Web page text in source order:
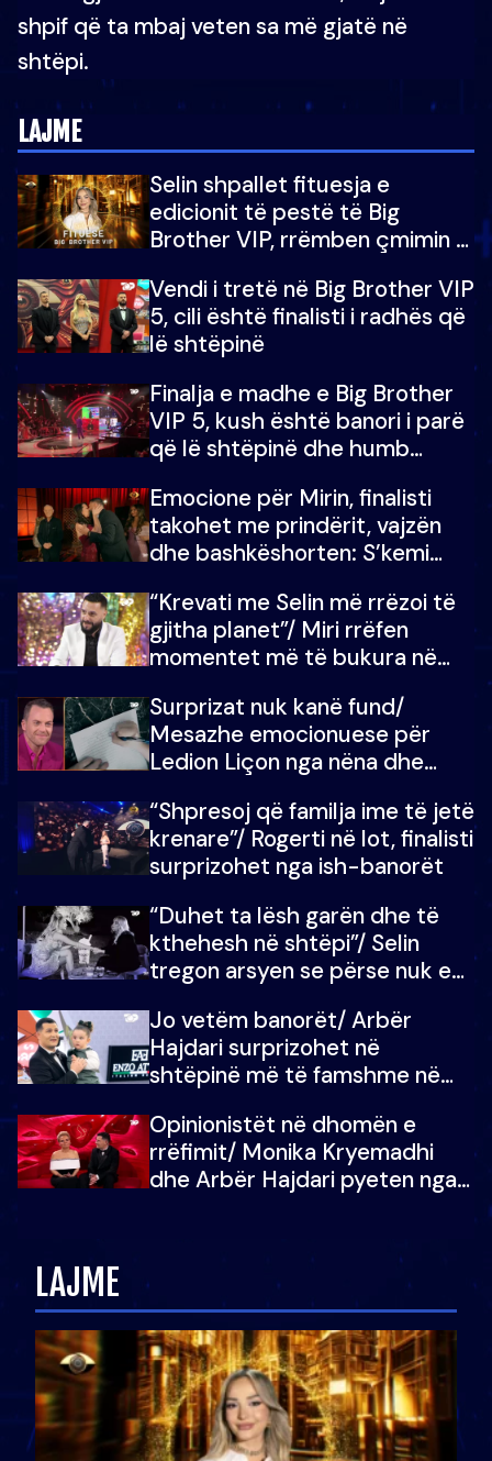
shpif që ta mbaj veten sa më gjatë në
shtëpi.
LAJME
Selin shpallet fituesja e
edicionit të pestë të Big
Brother VIP, rrëmben çmimin e
Vendi i tretë në Big Brother VIP
5, cili është finalisti i radhës që
lë shtëpinë
Finalja e madhe e Big Brother
VIP 5, kush është banori i parë
që lë shtëpinë dhe humb
çmimin e madh
Emocione për Mirin, finalisti
takohet me prindërit, vajzën
dhe bashkëshorten: S’kemi
“Krevati me Selin më rrëzoi të
gjitha planet”/ Miri rrëfen
momentet më të bukura në
mungojë zilja e mëngjesit kur…
Surprizat nuk kanë fund/
Mesazhe emocionuese për
Ledion Liçon nga nëna dhe
mban dot lotët: Nuk meritoj…
“Shpresoj që familja ime të jetë
krenare”/ Rogerti në lot, finalisti
surprizohet nga ish-banorët
“Duhet ta lësh garën dhe të
kthehesh në shtëpi”/ Selin
tregon arsyen se përse nuk e
çoja luftën time deri në fund
Jo vetëm banorët/ Arbër
Hajdari surprizohet në
shtëpinë më të famshme në
vajzën e tij
Opinionistët në dhomën e
rrëfimit/ Monika Kryemadhi
dhe Arbër Hajdari pyeten nga
LAJME